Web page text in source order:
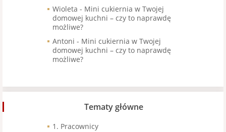
Wioleta - Mini cukiernia w Twojej
domowej kuchni – czy to naprawdę
możliwe?
Antoni - Mini cukiernia w Twojej
domowej kuchni – czy to naprawdę
możliwe?
Tematy główne
1. Pracownicy